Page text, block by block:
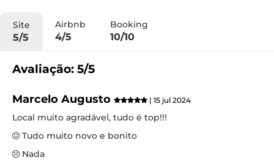
Site
5/5
Airbnb
4/5
Booking
10/10
Avaliação: 5/5
Marcelo Augusto | 15 jul 2024
Local muito agradável, tudo é top!!!
Tudo muito novo e bonito
Nada